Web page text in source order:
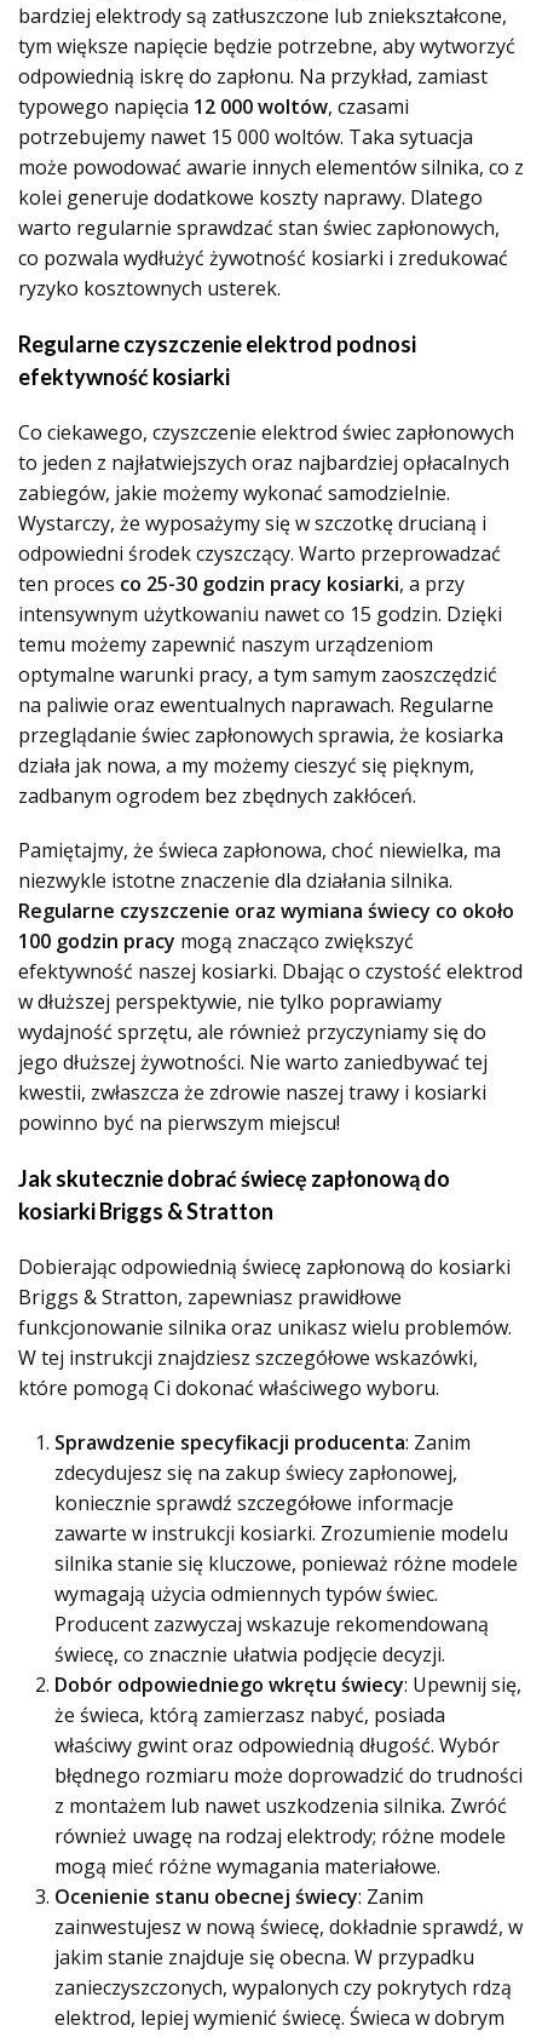
bardziej elektrody są zatłuszczone lub zniekształcone,
tym większe napięcie będzie potrzebne, aby wytworzyć
odpowiednią iskrę do zapłonu. Na przykład, zamiast
typowego napięcia 12 000 woltów, czasami
potrzebujemy nawet 15 000 woltów. Taka sytuacja
może powodować awarie innych elementów silnika, co z
kolei generuje dodatkowe koszty naprawy. Dlatego
warto regularnie sprawdzać stan świec zapłonowych,
co pozwala wydłużyć żywotność kosiarki i zredukować
ryzyko kosztownych usterek.
Regularne czyszczenie elektrod podnosi
efektywność kosiarki
Co ciekawego, czyszczenie elektrod świec zapłonowych
to jeden z najłatwiejszych oraz najbardziej opłacalnych
zabiegów, jakie możemy wykonać samodzielnie.
Wystarczy, że wyposażymy się w szczotkę drucianą i
odpowiedni środek czyszczący. Warto przeprowadzać
ten proces co 25-30 godzin pracy kosiarki, a przy
intensywnym użytkowaniu nawet co 15 godzin. Dzięki
temu możemy zapewnić naszym urządzeniom
optymalne warunki pracy, a tym samym zaoszczędzić
na paliwie oraz ewentualnych naprawach. Regularne
przeglądanie świec zapłonowych sprawia, że kosiarka
działa jak nowa, a my możemy cieszyć się pięknym,
zadbanym ogrodem bez zbędnych zakłóceń.
Pamiętajmy, że świeca zapłonowa, choć niewielka, ma
niezwykle istotne znaczenie dla działania silnika.
Regularne czyszczenie oraz wymiana świecy co około
100 godzin pracy mogą znacząco zwiększyć
efektywność naszej kosiarki. Dbając o czystość elektrod
w dłuższej perspektywie, nie tylko poprawiamy
wydajność sprzętu, ale również przyczyniamy się do
jego dłuższej żywotności. Nie warto zaniedbywać tej
kwestii, zwłaszcza że zdrowie naszej trawy i kosiarki
powinno być na pierwszym miejscu!
Jak skutecznie dobrać świecę zapłonową do
kosiarki Briggs & Stratton
Dobierając odpowiednią świecę zapłonową do kosiarki
Briggs & Stratton, zapewniasz prawidłowe
funkcjonowanie silnika oraz unikasz wielu problemów.
W tej instrukcji znajdziesz szczegółowe wskazówki,
które pomogą Ci dokonać właściwego wyboru.
Sprawdzenie specyfikacji producenta: Zanim
zdecydujesz się na zakup świecy zapłonowej,
koniecznie sprawdź szczegółowe informacje
zawarte w instrukcji kosiarki. Zrozumienie modelu
silnika stanie się kluczowe, ponieważ różne modele
wymagają użycia odmiennych typów świec.
Producent zazwyczaj wskazuje rekomendowaną
świecę, co znacznie ułatwia podjęcie decyzji.
Dobór odpowiedniego wkrętu świecy: Upewnij się,
że świeca, którą zamierzasz nabyć, posiada
właściwy gwint oraz odpowiednią długość. Wybór
błędnego rozmiaru może doprowadzić do trudności
z montażem lub nawet uszkodzenia silnika. Zwróć
również uwagę na rodzaj elektrody; różne modele
mogą mieć różne wymagania materiałowe.
Ocenienie stanu obecnej świecy: Zanim
zainwestujesz w nową świecę, dokładnie sprawdź, w
jakim stanie znajduje się obecna. W przypadku
zanieczyszczonych, wypalonych czy pokrytych rdzą
elektrod, lepiej wymienić świecę. Świeca w dobrym